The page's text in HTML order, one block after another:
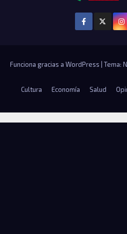
Funciona gracias a WordPress Tema:
Cultura Economía Salud